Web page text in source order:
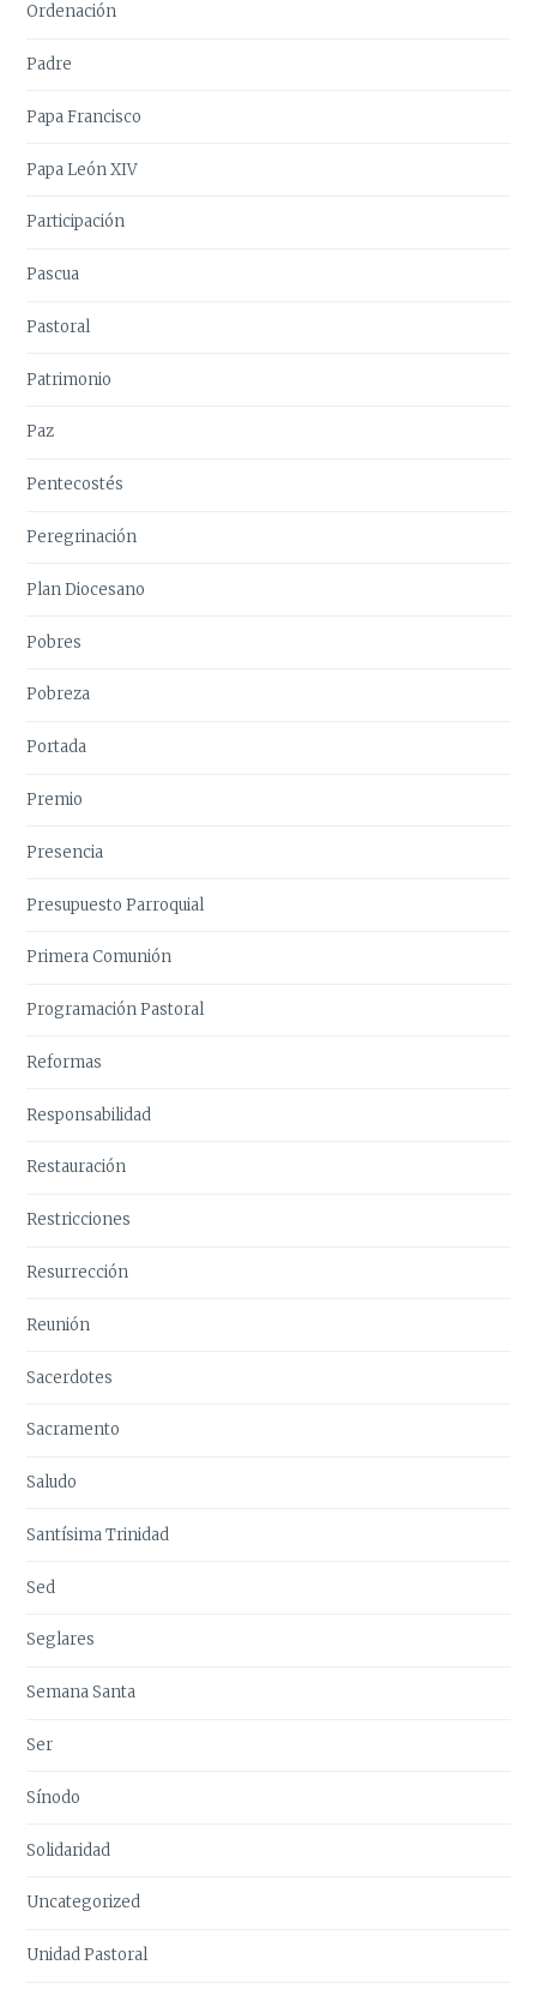
Ordenación
Padre
Papa Francisco
Papa León XIV
Participación
Pascua
Pastoral
Patrimonio
Paz
Pentecostés
Peregrinación
Plan Diocesano
Pobres
Pobreza
Portada
Premio
Presencia
Presupuesto Parroquial
Primera Comunión
Programación Pastoral
Reformas
Responsabilidad
Restauración
Restricciones
Resurrección
Reunión
Sacerdotes
Sacramento
Saludo
Santísima Trinidad
Sed
Seglares
Semana Santa
Ser
Sínodo
Solidaridad
Uncategorized
Unidad Pastoral